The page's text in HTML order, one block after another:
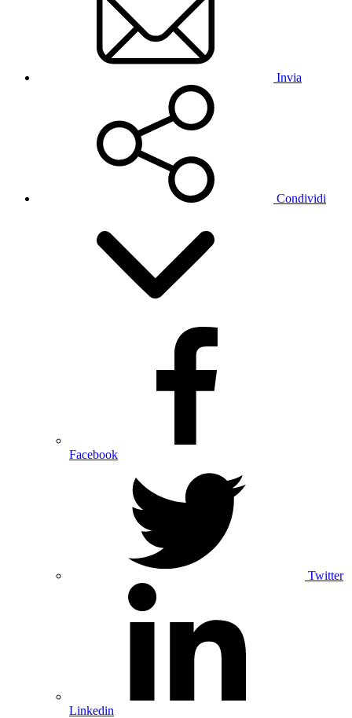
Invia
Condividi
Facebook
Twitter
Linkedin